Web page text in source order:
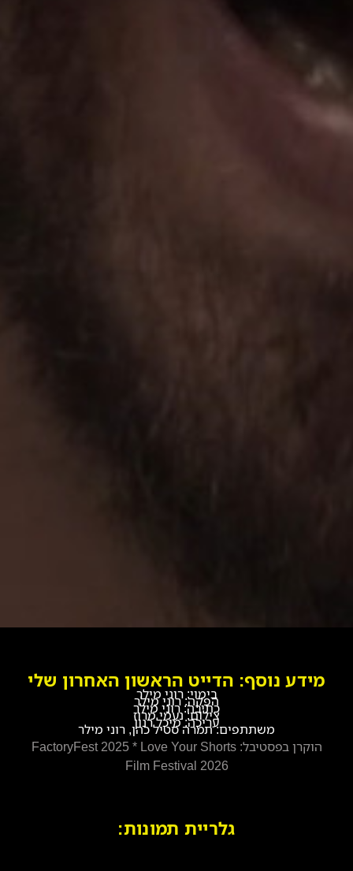
גלריית תמונות:
מידע נוסף: הדייט הראשון האחרון שלי
בימוי: רוני מילר
הפקה: רוני מילר
כתיבה: רוני מילר
צילום: נעמי מרוז
עריכה: מיכל רנון
משתתפים: תמרה סטיל כהן, רוני מילר
הוקרן בפסטיבל: FactoryFest 2025 * Love Your Shorts
Film Festival 2026